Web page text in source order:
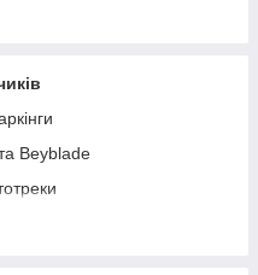
для немовлят
немовлят
Beyblade
та потяги